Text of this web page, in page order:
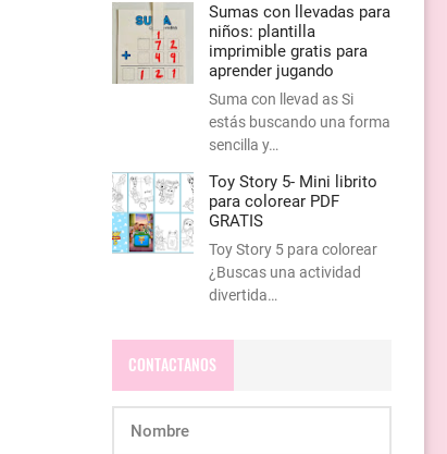
Sumas con llevadas para
niños: plantilla
imprimible gratis para
aprender jugando
Suma con llevad as Si
estás buscando una forma
sencilla y…
Toy Story 5- Mini librito
para colorear PDF
GRATIS
Toy Story 5 para colorear
¿Buscas una actividad
divertida…
CONTACTANOS